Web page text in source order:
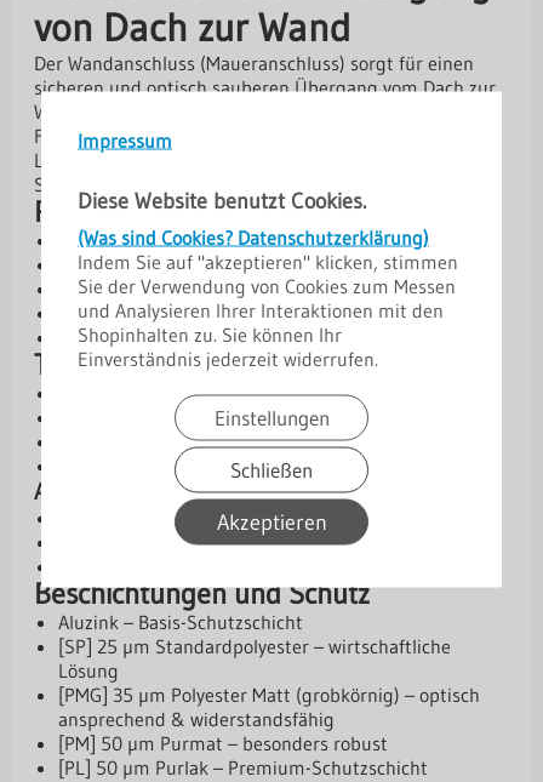
Impressum
Diese Website benutzt Cookies.
(Was sind Cookies? Datenschutzerklärung)
Indem Sie auf "akzeptieren" klicken, stimmen
Sie der Verwendung von Cookies zum Messen
und Analysieren Ihrer Interaktionen mit den
Shopinhalten zu. Sie können Ihr
Einverständnis jederzeit widerrufen.
Einstellungen
Schließen
Akzeptieren
von Dach zur Wand
Der Wandanschluss (Maueranschluss) sorgt für einen
sicheren und optisch sauberen Übergang vom Dach zur
Wand oder Mauer. Er verhindert, dass Wasser in die
Fassade eindringen kann, und stellt eine langlebige
Lösung für den Dachabschluss dar. Je nach baulicher
Situation stehen drei verschiedene Typen zur Auswahl.
Produktvorteile
Sicherer Übergang vom Dach zur Wand/Mauer
Schutz vor eindringendem Wasser an der Fassade
Drei Typen für flexible Einsatzmöglichkeiten
Robuste Ausführung in Stahl oder Aluminium
Vielfältige Beschichtungen für lange Haltbarkeit
Technische Daten
Kern: Stahl oder Aluminium
Materialstärken: 0,50 mm | 0,70 mm | 0,75 mm
Abmessungen der Typen:
: 15/25/100/110/15/10 mm
: 10/100/110/15/15 mm
Beschichtungen und Schutz
Aluzink – Basis-Schutzschicht
[SP] 25 µm Standardpolyester – wirtschaftliche
Lösung
[PMG] 35 µm Polyester Matt (grobkörnig) – optisch
ansprechend & widerstandsfähig
[PM] 50 µm Purmat – besonders robust
[PL] 50 µm Purlak – Premium-Schutzschicht